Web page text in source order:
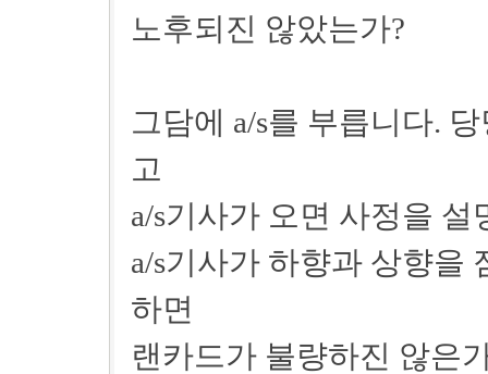
노후되진 않았는가?
그담에 a/s를 부릅니다.
고
a/s기사가 오면 사정을
a/s기사가 하향과 상향을
하면
랜카드가 불량하진 않은